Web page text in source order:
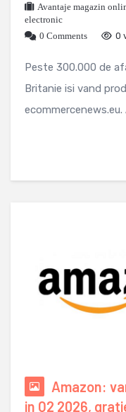
Avantaje magazin
electronic
0 Comments
0
Peste 300.000 de
Britanie isi vand
Amazon:
in Q2 2026,